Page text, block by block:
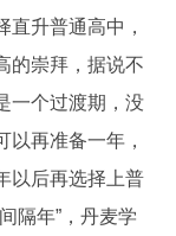
直升普通高中，
的崇拜，据说不
一个过渡期，没
再准备一年，
以后再选择上普
隔年”，丹麦学